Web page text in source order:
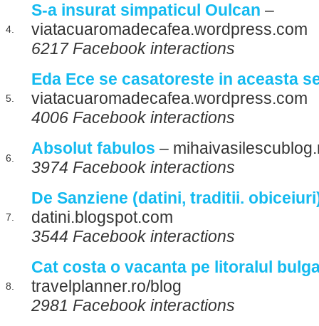
4.
S-a insurat simpaticul Oulcan –
viatacuaromadecafea.wordpress.com
6217 Facebook interactions
5.
Eda Ece se casatoreste in aceasta
viatacuaromadecafea.wordpress.com
4006 Facebook interactions
6.
Absolut fabulos –
3974 Facebook interactions
7.
De Sanziene (datini, traditii.
datini.blogspot.com
3544 Facebook interactions
8.
Cat costa o vacanta pe litoralul
travelplanner.ro/blog
2981 Facebook interactions